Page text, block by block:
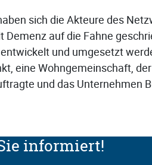
sich die Akteure des
auf die Fahne
und umgesetzt
eine Wohngemeinschaft, der
und das Unternehmen
informiert!